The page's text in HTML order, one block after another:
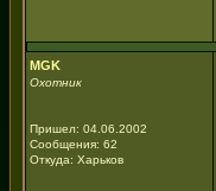
MGK
Охотник
Пришел: 04.06.2002
Сообщения: 62
Откуда: Харьков